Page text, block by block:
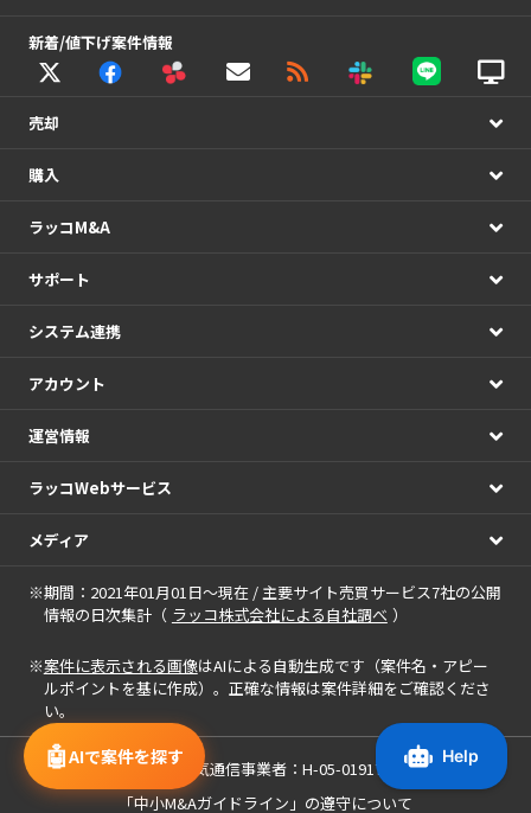
🤖AIで案件を探す
新着/値下げ案件情報
売却
購入
ラッコM&A
サポート
システム連携
アカウント
運営情報
ラッコWebサービス
メディア
※期間：2021年01月01日～現在 / 主要サイト売買サービス7社の公開
情報の日次集計（ ラッコ株式会社による自社調べ ）
※案件に表示される画像はAIによる自動生成です（案件名・アピー
ルポイントを基に作成）。正確な情報は案件詳細をご確認くださ
い。
届出電気通信事業者：H-05-01917
「中小M&Aガイドライン」の遵守について